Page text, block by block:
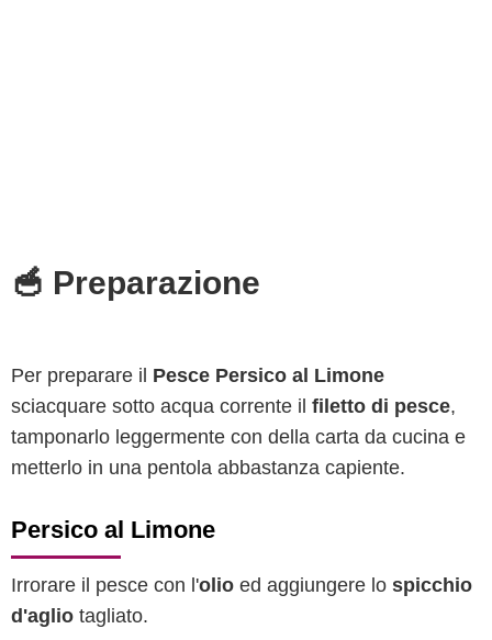
🥣 Preparazione
Per preparare il Pesce Persico al Limone
sciacquare sotto acqua corrente il filetto di pesce,
tamponarlo leggermente con della carta da cucina e
metterlo in una pentola abbastanza capiente.
Persico al Limone
Irrorare il pesce con l'olio ed aggiungere lo spicchio
d'aglio tagliato.